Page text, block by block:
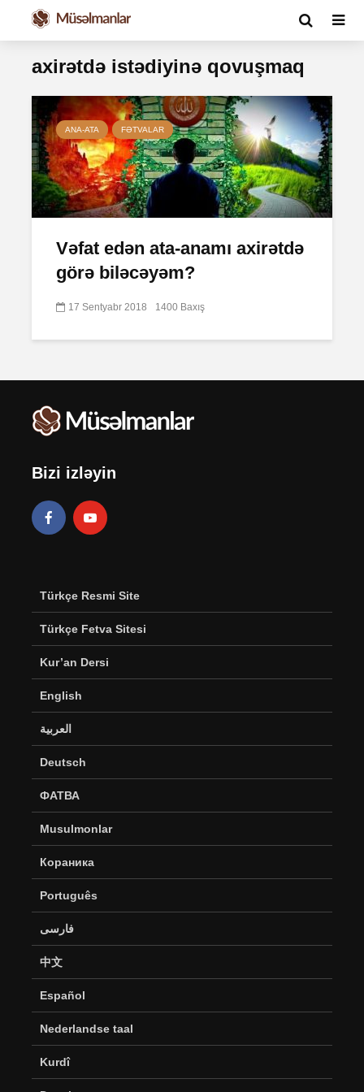
axirətdə istədiyinə qovuşmaq
ANA-ATA FƏTVALAR
Vəfat edən ata-anamı axirətdə
görə biləcəyəm?
17 Sentyabr 2018 1400 Baxış
Bizi izləyin
Türkçe Resmi Site
Türkçe Fetva Sitesi
Kur’an Dersi
English
العربية
Deutsch
ФАТВА
Musulmonlar
Кораника
Português
فارسی
中文
Español
Nederlandse taal
Kurdî